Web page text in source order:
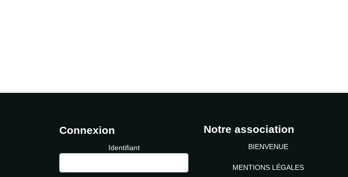
Connexion
Identifiant
Notre association
BIENVENUE
MENTIONS LÉGALES